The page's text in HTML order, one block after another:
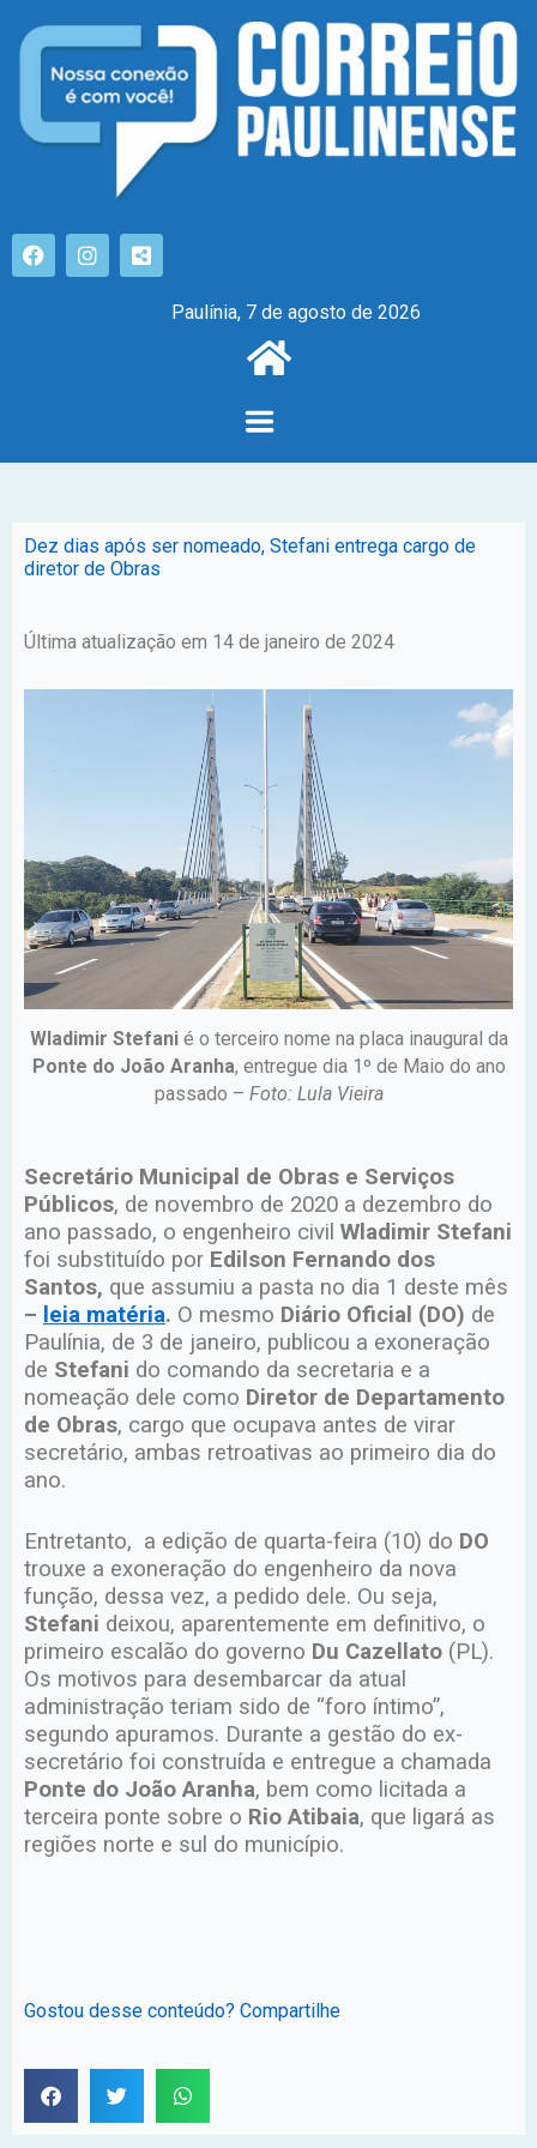
Paulínia, 7 de agosto de 2026
Dez dias após ser nomeado, Stefani entrega cargo de
diretor de Obras
Última atualização em 14 de janeiro de 2024
Wladimir Stefanié o terceiro nome na placa inaugural da
Ponte do João Aranha, entregue dia 1º de Maio do ano
passado – Foto: Lula Vieira
Secretário Municipal de Obras e Serviços
Públicos, de novembro de 2020 a dezembro do
ano passado, o engenheiro civil Wladimir Stefani
foi substituído por Edilson Fernando dos
Santos, que assumiu a pasta no dia 1 deste mês
– leia matéria. O mesmo Diário Oficial (DO) de
Paulínia, de 3 de janeiro, publicou a exoneração
de Stefani do comando da secretaria e a
nomeação dele como Diretor de Departamento
de Obras, cargo que ocupava antes de virar
secretário, ambas retroativas ao primeiro dia do
ano.
Entretanto, a edição de quarta-feira (10) do DO
trouxe a exoneração do engenheiro da nova
função, dessa vez, a pedido dele. Ou seja,
Stefani deixou, aparentemente em definitivo, o
primeiro escalão do governo Du Cazellato (PL).
Os motivos para desembarcar da atual
administração teriam sido de “foro íntimo”,
segundo apuramos. Durante a gestão do ex-
secretário foi construída e entregue a chamada
Ponte do João Aranha, bem como licitada a
terceira ponte sobre o Rio Atibaia, que ligará as
regiões norte e sul do município.
Gostou desse conteúdo? Compartilhe